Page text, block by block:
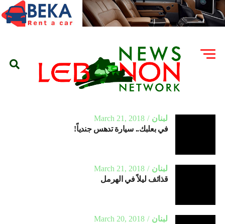
لبنان
March 21, 2018
في بعلبك.. سيارة تدهس جندياً!
لبنان
March 21, 2018
قذائف ليلاً في الهرمل
لبنان
March 20, 2018